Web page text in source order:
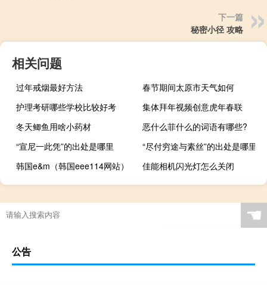
下一篇
秘密小径 攻略
相关问题
过年戒烟最好方法
春节期间太原市天气如何
护理考研哪些学校比较好考
集体拜年视频创意虎年春联
冬天鲫鱼用啥小药材
恶什么菲什么的词语有哪些?
“宣尼一此凭”的出处是哪里
“尽付穷途与素丝”的出处是哪里
韩国e&m（韩国eee114网站）
佳能相机闪光灯怎么关闭
☚
公告